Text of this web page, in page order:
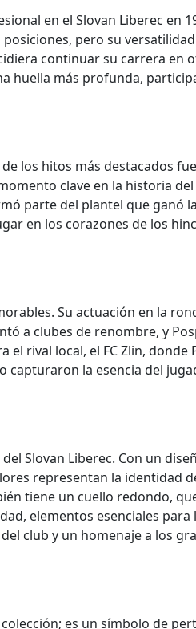
en el Slovan Liberec en
pero su
continuar su carrera en
huella más profunda,
los hitos más destacados
clave en la historia
parte del plantel que ganó
en los corazones de los
Su actuación en la
a clubes de renombre, y
rival local, el FC Zlin, donde
la esencia del
Slovan Liberec. Con un
representan la identidad
tiene un cuello redondo,
elementos esenciales para
club y un homenaje a los
es un símbolo de